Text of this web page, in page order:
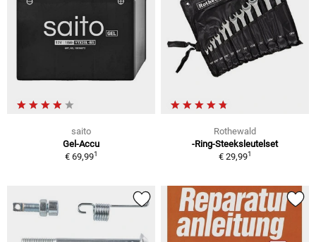
saito
Gel-Accu
€ 69,991
Rothewald
-Ring-Steeksleutelset
€ 29,991